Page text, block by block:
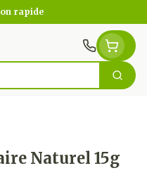
rapide
Naturel 15g